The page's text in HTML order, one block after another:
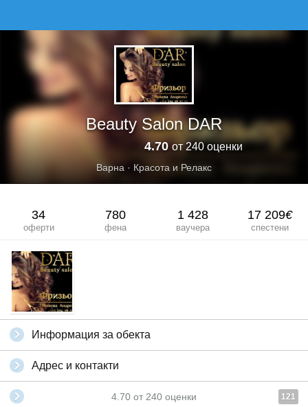
Beauty Salon DAR
4.70от 240 оценки
Варна · Красота и Релакс
34
оферти
780
фена
1 428
ваучера
17 209€
спестени
Информация за обекта
Адрес и контакти
4.70 от 240 оценки 121